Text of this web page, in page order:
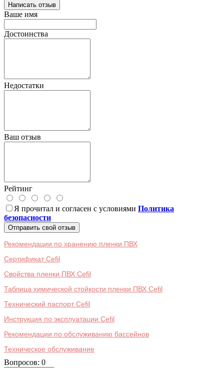
Написать отзыв
Ваше имя
Достоинства
Недостатки
Ваш отзыв
Рейтинг
Я прочитал и согласен с условиями Политика
безопасности
Отправить свой отзыв
Рекомендации по хранению пленки ПВХ
Сертификат Cefil
Свойства пленки ПВХ Cefil
Таблица химической стойкости пленки ПВХ Cefil
Технический паспорт Cefil
Инструкция по эксплуатации Cefil
Рекомендации по обслуживанию бассейнов
Техническое обслуживание
Вопросов: 0